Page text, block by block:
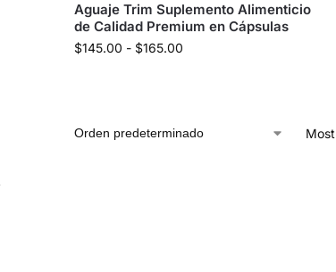
Aguaje Trim Suplemento Alimenticio
de Calidad Premium en Cápsulas
$145.00 - $165.00